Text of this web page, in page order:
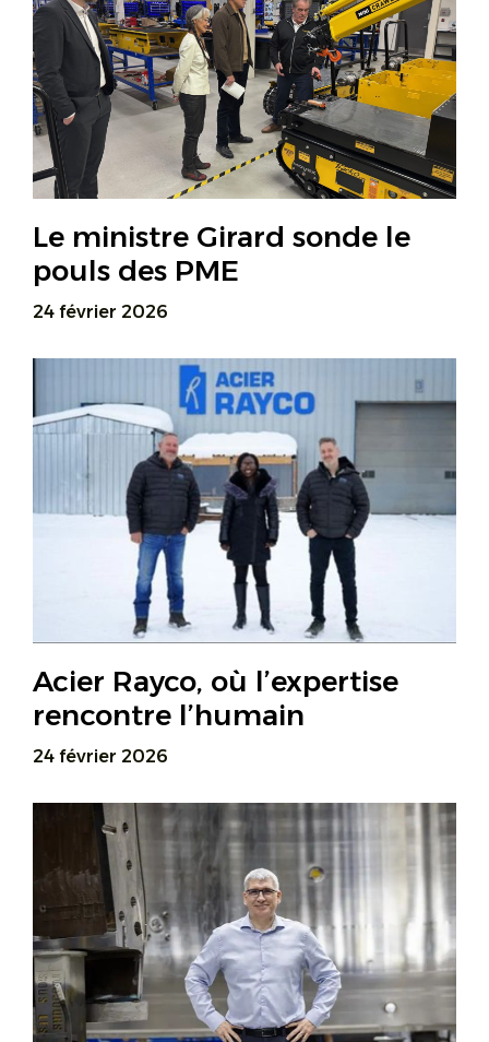
Le ministre Girard sonde le
pouls des PME
24 février 2026
Acier Rayco, où l’expertise
rencontre l’humain
24 février 2026